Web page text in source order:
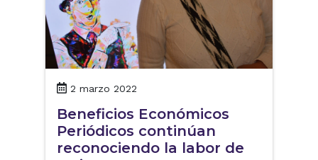
2 marzo 2022
Beneficios Económicos
Periódicos continúan
reconociendo la labor de